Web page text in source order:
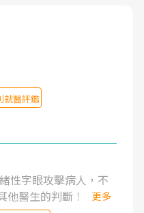
就醫評鑑
性字眼攻擊病人，不
他醫生的判斷！
更多